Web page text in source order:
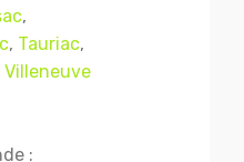
,
, Tauriac,
Villeneuve
:
- 2021